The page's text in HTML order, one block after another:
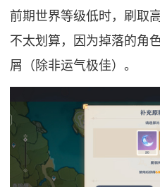
前期世界等级低时，刷取
不太划算，因为掉落的角
屑（除非运气极佳）。